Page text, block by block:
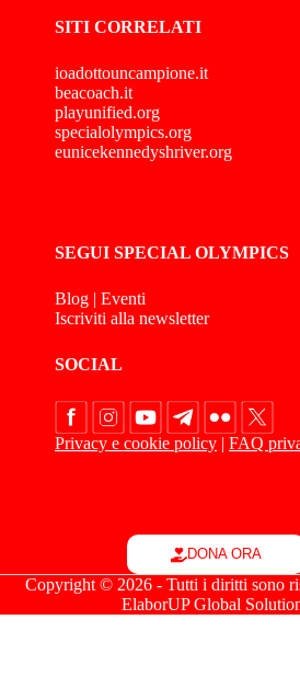
SITI CORRELATI
ioadottouncampione.it
beacoach.it
playunified.org
specialolympics.org
eunicekennedyshriver.org
SEGUI SPECIAL OLYMPICS
Blog | Eventi
Iscriviti alla newsletter
SOCIAL
Privacy e cookie policy | FAQ
DONA ORA
Copyright © 2026 - Tutti i diritti sono
ElaborUP Global